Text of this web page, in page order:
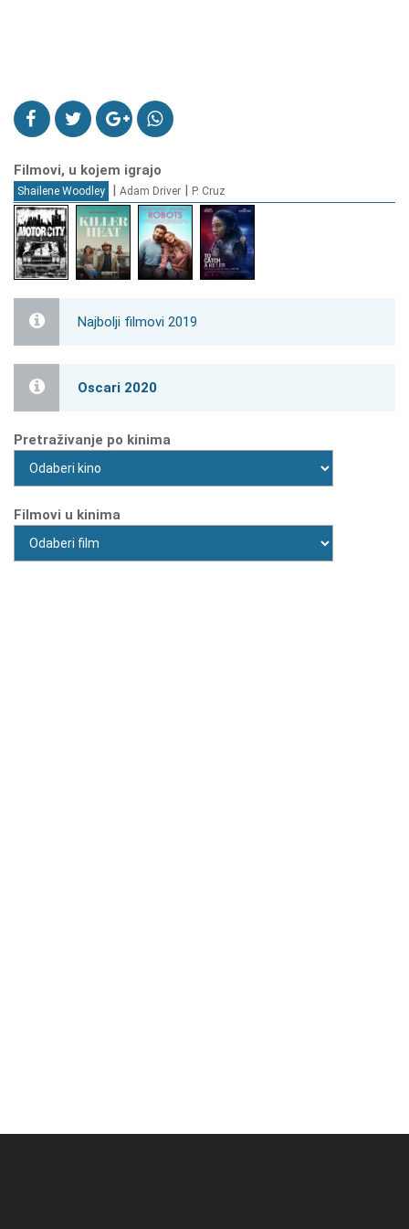
Filmovi, u kojem igrajo
Shailene Woodley | Adam Driver | P. Cruz
Najbolji filmovi 2019
Oscari 2020
Pretraživanje po kinima
Filmovi u kinima